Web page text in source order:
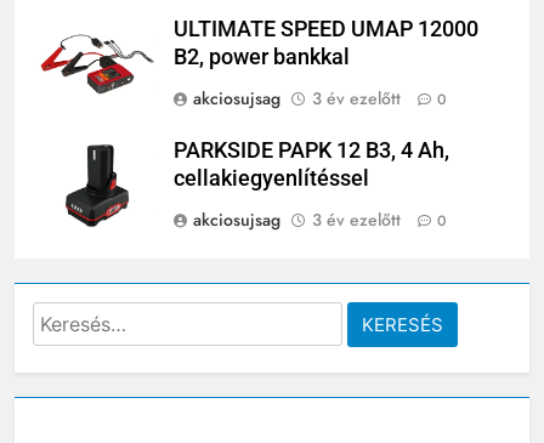
ULTIMATE SPEED UMAP 12000
B2, power bankkal
akciosujsag
3 év ezelőtt 0
PARKSIDE PAPK 12 B3, 4 Ah,
cellakiegyenlítéssel
akciosujsag
3 év ezelőtt 0
Keresés: